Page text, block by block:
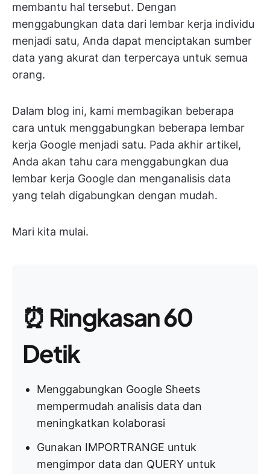
membantu hal tersebut. Dengan
menggabungkan data dari lembar kerja individu
menjadi satu, Anda dapat menciptakan sumber
data yang akurat dan terpercaya untuk semua
orang.
Dalam blog ini, kami membagikan beberapa
cara untuk menggabungkan beberapa lembar
kerja Google menjadi satu. Pada akhir artikel,
Anda akan tahu cara menggabungkan dua
lembar kerja Google dan menganalisis data
yang telah digabungkan dengan mudah.
Mari kita mulai.
⏰ Ringkasan 60
Detik
Menggabungkan Google Sheets
mempermudah analisis data dan
meningkatkan kolaborasi
Gunakan IMPORTRANGE untuk
mengimpor data dan QUERY untuk